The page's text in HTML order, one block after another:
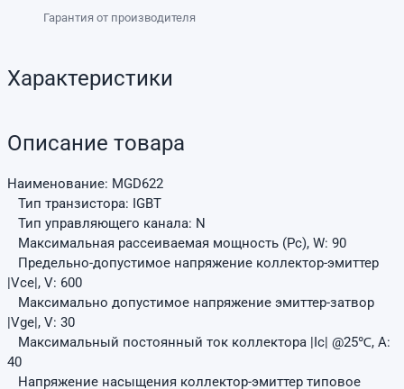
Гарантия от производителя
Характеристики
Описание товара
Наименование: MGD622
Тип транзистора: IGBT
Тип управляющего канала: N
Максимальная рассеиваемая мощность (Pc), W: 90
Предельно-допустимое напряжение коллектор-эмиттер
|Vce|, V: 600
Максимально допустимое напряжение эмиттер-затвор
|Vge|, V: 30
Максимальный постоянный ток коллектора |Ic| @25℃, A:
40
Напряжение насыщения коллектор-эмиттер типовое